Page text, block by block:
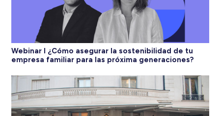
Webinar I ¿Cómo asegurar la sostenibilidad de tu
empresa familiar para las próxima generaciones?